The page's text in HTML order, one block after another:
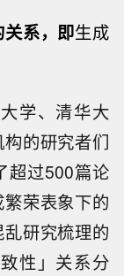
系， 即生成
学、清华大
的研究者们
超过500篇论
荣表象下的
乱研究梳理的
性」关系分